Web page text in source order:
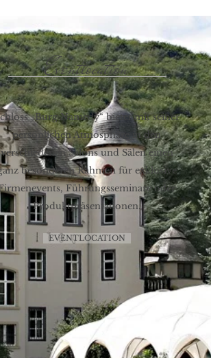
„Burg Namedy“ bietet mit seiner
persönlichen Atmosphäre in den
verschiedenen Salons und Sälen einen
besonderen Rahmen für exklusive
Führungsseminare oder
Produktpräsentationen.
EVENTLOCATION
Eventlocation